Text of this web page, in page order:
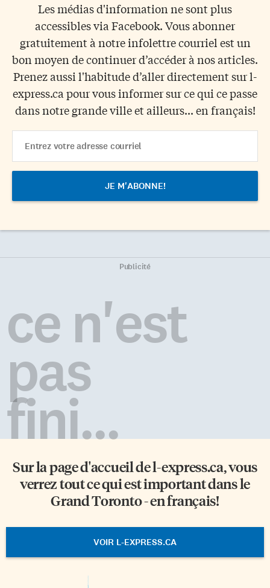
Les médias d'information ne sont plus
accessibles via Facebook. Vous abonner
gratuitement à notre infolettre courriel est un
bon moyen de continuer d’accéder à nos articles.
Prenez aussi l'habitude d’aller directement sur l-
express.ca pour vous informer sur ce qui ce passe
dans notre grande ville et ailleurs... en français!
Address
Publicité
ce n'est
pas
fini...
Sur la page d'accueil del-express.ca, vous
verrez tout ce qui est important dans le
Grand Toronto - en français!
VOIR L-EXPRESS.CA